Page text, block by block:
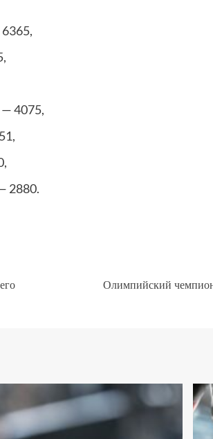
4075,
2880.
Олимпийский